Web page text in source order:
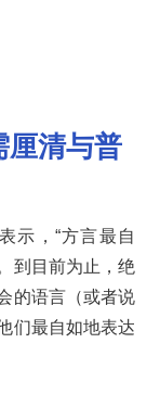
厘清与普
示，“方言最自
到目前为止，绝
的语言（或者说
们最自如地表达